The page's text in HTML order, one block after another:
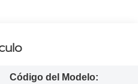
Código del Modelo: